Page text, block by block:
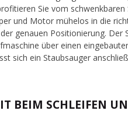
Sie vom
und Motor mühelos in die
genauen Positionierung. Der
über einen
sich ein Staubsauger
BEIM SCHLEIFEN